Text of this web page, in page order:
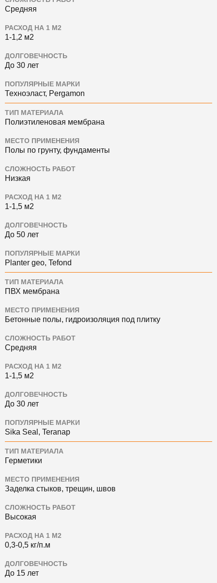
Средняя
РАСХОД НА 1 М2
1-1,2 м2
ДОЛГОВЕЧНОСТЬ
До 30 лет
ПОПУЛЯРНЫЕ МАРКИ
Техноэласт, Pergamon
ТИП МАТЕРИАЛА
Полиэтиленовая мембрана
МЕСТО ПРИМЕНЕНИЯ
Полы по грунту, фундаменты
СЛОЖНОСТЬ РАБОТ
Низкая
РАСХОД НА 1 М2
1-1,5 м2
ДОЛГОВЕЧНОСТЬ
До 50 лет
ПОПУЛЯРНЫЕ МАРКИ
Planter geo, Tefond
ТИП МАТЕРИАЛА
ПВХ мембрана
МЕСТО ПРИМЕНЕНИЯ
Бетонные полы, гидроизоляция под плитку
СЛОЖНОСТЬ РАБОТ
Средняя
РАСХОД НА 1 М2
1-1,5 м2
ДОЛГОВЕЧНОСТЬ
До 30 лет
ПОПУЛЯРНЫЕ МАРКИ
Sika Seal, Teranap
ТИП МАТЕРИАЛА
Герметики
МЕСТО ПРИМЕНЕНИЯ
Заделка стыков, трещин, швов
СЛОЖНОСТЬ РАБОТ
Высокая
РАСХОД НА 1 М2
0,3-0,5 кг/п.м
ДОЛГОВЕЧНОСТЬ
До 15 лет